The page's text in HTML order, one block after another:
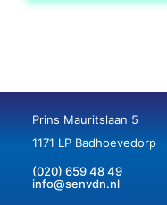
Prins Mauritslaan 5
1171 LP Badhoevedorp
(020) 659 48 49
info@senvdn.nl